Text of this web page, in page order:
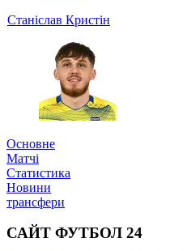
Станіслав Кристін
Основне
Матчі
Статистика
Новини
трансфери
САЙТ ФУТБОЛ 24